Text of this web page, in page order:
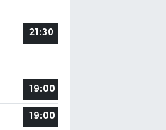
21:30
19:00
19:00